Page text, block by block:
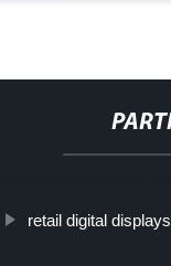
retail digital displays